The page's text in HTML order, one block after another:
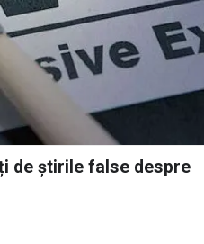
de știrile false despre